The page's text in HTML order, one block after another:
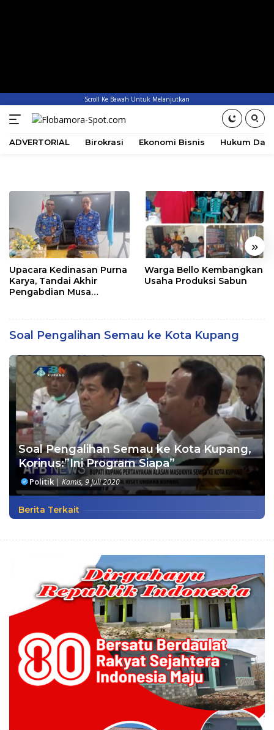
Scroll Ke Bawah Untuk Melanjutkan
ADVERTORIAL Birokrasi Ekonomi Bisnis Hukum
« »
Upacara Kedinasan Purna
Karya, Tandai Akhir
Pengabdian Musa
Warga Bello Kembangkan
Usaha Produksi Sabun
Soal Pengalihan Semau ke Kota Kupang
Soal Pengalihan Semau ke Kota Kupang,
Korinus:”Ini Program Siapa”
Politik | Kamis, 9 Juli 2020
Berita Terkait